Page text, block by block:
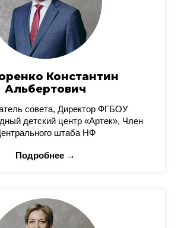
Константин
Альбертович
совета, Директор ФГБОУ
детский центр «Артек», Член
штаба НФ
Подробнее →